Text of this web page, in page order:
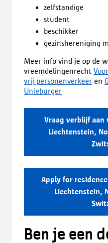
zelfstandige
student
beschikker
gezinshereniging
Meer info vind je op de
vreemdelingenrecht
vrij personenverkeer en
Unieburger
Vraag verblijf aan
Liechtenstein,
Apply for
Liechtenstein,
Ben je een